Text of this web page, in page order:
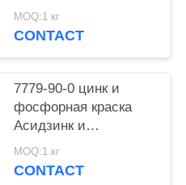
водяной краски с
низким содержанием
краской
MOQ:1 кг
CONTACT
7779-90-0 цинк и
фосфорная краска
Асидзинк и
фосфорной кислоты
анти- въедливая для
MOQ:1 кг
CONTACT